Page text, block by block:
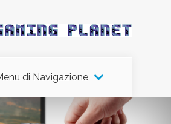
di Navigazione